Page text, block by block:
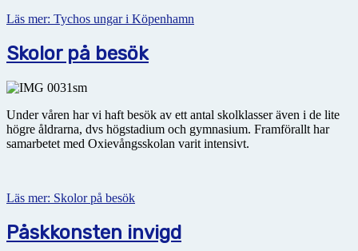
Läs mer: Tychos ungar i Köpenhamn
Skolor på besök
Under våren har vi haft besök av ett antal skolklasser även i de lite
högre åldrarna, dvs högstadium och gymnasium. Framförallt har
samarbetet med Oxievångsskolan varit intensivt.
Läs mer: Skolor på besök
Påskkonsten invigd